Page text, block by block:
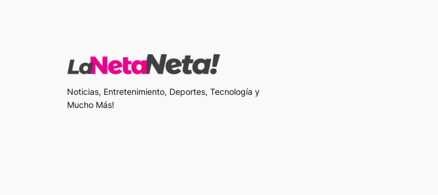
Noticias, Entretenimiento, Deportes, Tecnología y
Mucho Más!